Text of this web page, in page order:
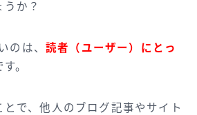
か？
のは、 読者（ユーザー）にとっ
す。
で、他人のブログ記事やサイト